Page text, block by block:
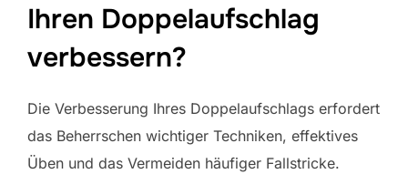
Ihren Doppelaufschlag
verbessern?
Die Verbesserung Ihres Doppelaufschlags erfordert
das Beherrschen wichtiger Techniken, effektives
Üben und das Vermeiden häufiger Fallstricke.